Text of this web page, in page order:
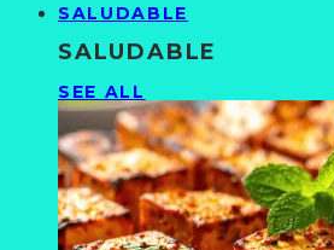
SALUDABLE
SALUDABLE
SEE ALL